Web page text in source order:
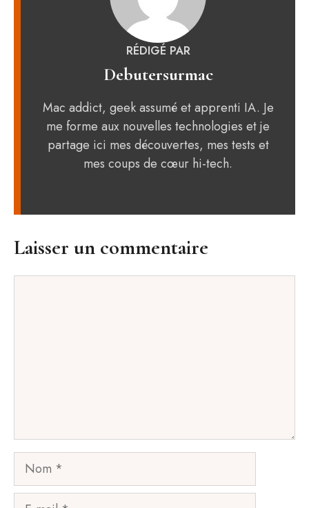
RÉDIGÉ PAR
Debutersurmac
Mac addict, geek assumé et apprenti IA. Je
me forme aux nouvelles technologies et je
partage ici mes découvertes, mes tests et
mes coups de cœur hi-tech.
Laisser un commentaire
Nom